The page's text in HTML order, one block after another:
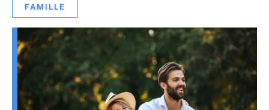
FAMILLE